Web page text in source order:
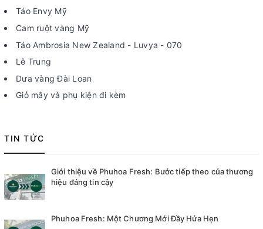
Táo Envy Mỹ
Cam ruột vàng Mỹ
Táo Ambrosia New Zealand - Luvya - 070
Lê Trung
Dưa vàng Đài Loan
Giỏ mây và phụ kiện đi kèm
TIN TỨC
Giới thiệu về Phuhoa Fresh: Bước tiếp theo của thương
hiệu đáng tin cậy
Phuhoa Fresh: Một Chương Mới Đầy Hứa Hẹn